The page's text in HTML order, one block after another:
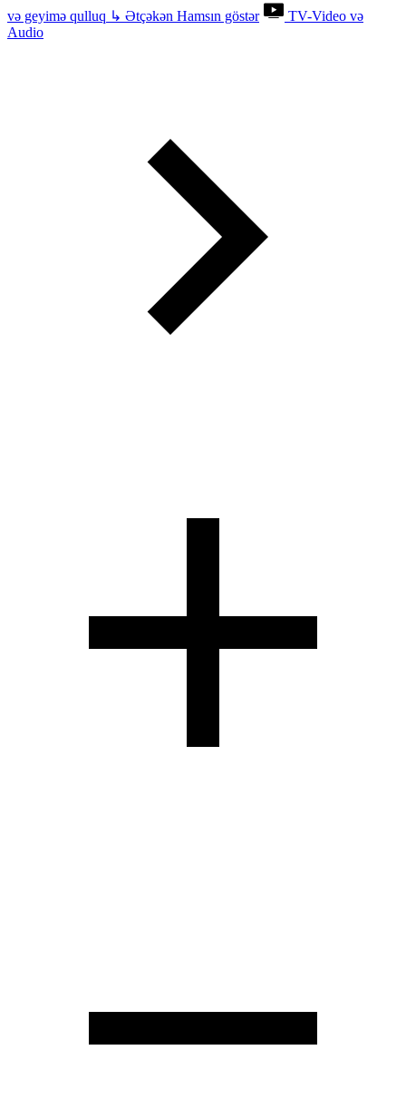
və geyimə qulluq ↳ Ətçəkən Hamsın göstər
TV-Video və
Audio